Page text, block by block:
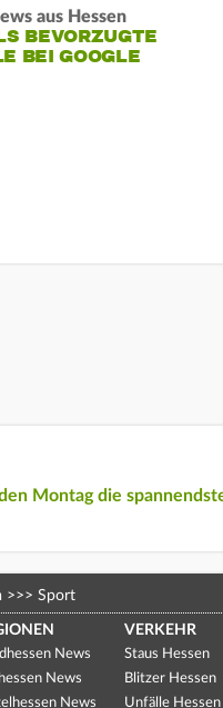
aus Hessen
BEVORZUGTE
BEI GOOGLE
Montag die
>>> Sport
News
News
News
VERKEHR
Staus Hessen
Blitzer Hessen
Unfälle Hessen